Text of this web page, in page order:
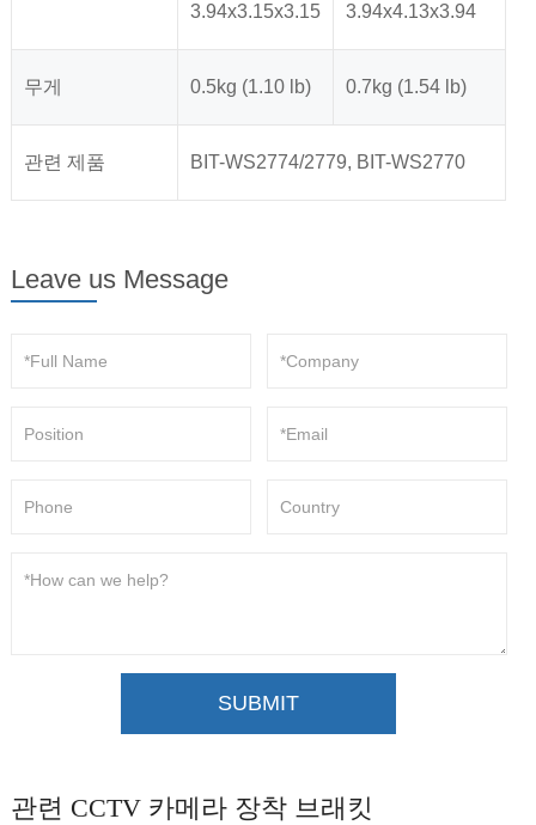
3.94x3.15x3.15 3.94x4.13x3.94
무게 0.5kg (1.10 lb) 0.7kg (1.54 lb)
관련 제품 BIT-WS2774/2779, BIT-WS2770
Leave us Message
SUBMIT
관련 CCTV 카메라 장착 브래킷